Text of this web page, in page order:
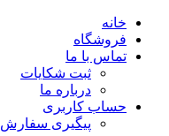
خانه
فروشگاه
تماس با ما
ثبت شکایات
درباره ما
حساب کاربری
پیگیری سفارش